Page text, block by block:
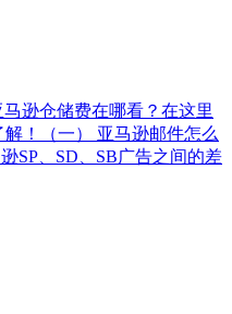
马逊仓储费在哪看？在这里
！（一）
亚马逊邮件怎么
SP、SD、SB广告之间的差